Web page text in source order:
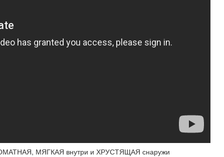
МЯГКАЯ внутри и ХРУСТЯЩАЯ снаружи